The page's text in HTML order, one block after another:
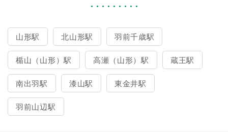
山形駅 北山形駅 羽前千歳駅
楯山（山形）駅 高瀬（山形）駅 蔵王駅
南出羽駅 漆山駅 東金井駅
羽前山辺駅